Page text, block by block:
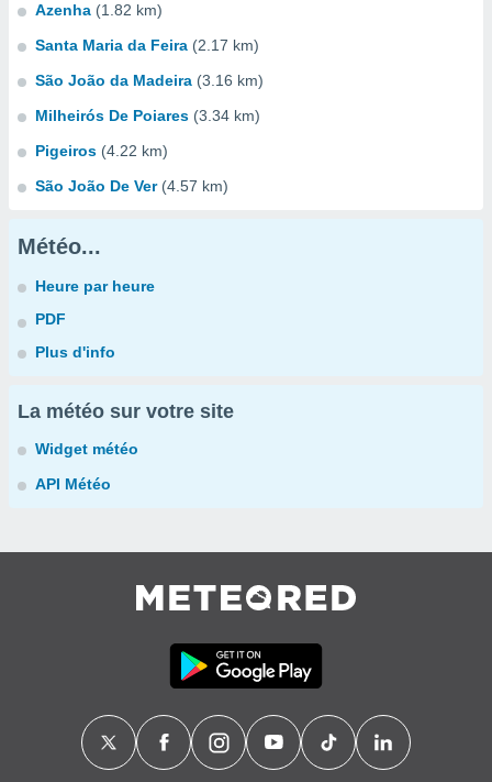
Azenha (1.82 km)
Santa Maria da Feira (2.17 km)
São João da Madeira (3.16 km)
Milheirós De Poiares (3.34 km)
Pigeiros (4.22 km)
São João De Ver (4.57 km)
Météo...
Heure par heure
PDF
Plus d'info
La météo sur votre site
Widget météo
API Météo